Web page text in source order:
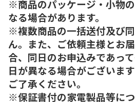
※商品のパッケージ・小物
なる場合があります。
※複数商品の一括送付及び
ん。また、ご依頼主様とお
合、同日のお申込みであっ
日が異なる場合がございま
ご了承ください。
※保証書付の家電製品等に